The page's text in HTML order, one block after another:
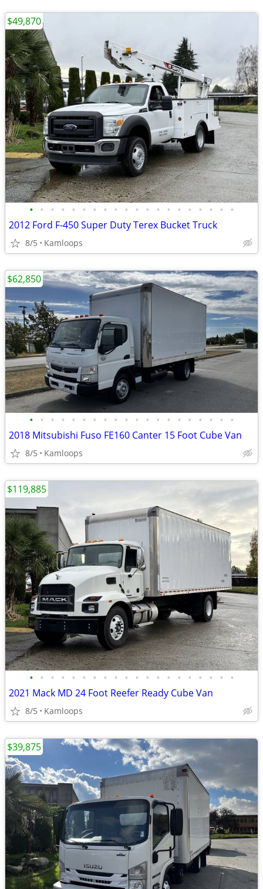
• • • • • • • • • • • • • • • • • • • •
2012 Ford F-450 Super Duty Terex Bucket Truck
8/5 Kamloops
$49,870
• • • • • • • • • • • • • • • • • • • •
2018 Mitsubishi Fuso FE160 Canter 15 Foot Cube Van
8/5 Kamloops
$62,850
• • • • • • • • • • • • • • • • • • • •
2021 Mack MD 24 Foot Reefer Ready Cube Van
8/5 Kamloops
$119,885
$39,875